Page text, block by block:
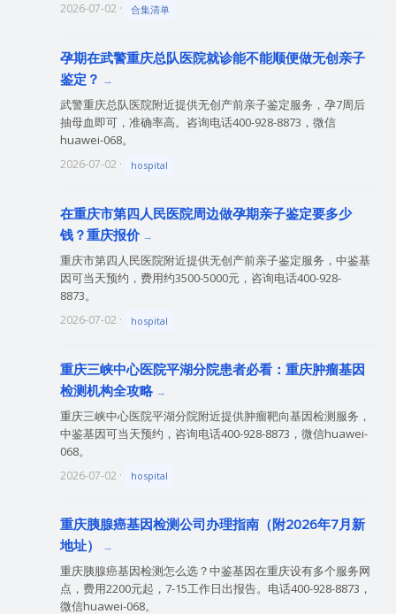
2026-07-02 · 合集清单
孕期在武警重庆总队医院就诊能不能顺便做无创亲子
鉴定？
武警重庆总队医院附近提供无创产前亲子鉴定服务，孕7周后
抽母血即可，准确率高。咨询电话400-928-8873，微信
huawei-068。
2026-07-02 · hospital
在重庆市第四人民医院周边做孕期亲子鉴定要多少
钱？重庆报价
重庆市第四人民医院附近提供无创产前亲子鉴定服务，中鉴基
因可当天预约，费用约3500-5000元，咨询电话400-928-
8873。
2026-07-02 · hospital
重庆三峡中心医院平湖分院患者必看：重庆肿瘤基因
检测机构全攻略
重庆三峡中心医院平湖分院附近提供肿瘤靶向基因检测服务，
中鉴基因可当天预约，咨询电话400-928-8873，微信huawei-
068。
2026-07-02 · hospital
重庆胰腺癌基因检测公司办理指南（附2026年7月新
地址）
重庆胰腺癌基因检测怎么选？中鉴基因在重庆设有多个服务网
点，费用2200元起，7-15工作日出报告。电话400-928-8873，
微信huawei-068。